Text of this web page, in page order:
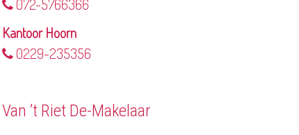
072-5766366
Kantoor Hoorn
0229-235356
Van ’t Riet De-Makelaar